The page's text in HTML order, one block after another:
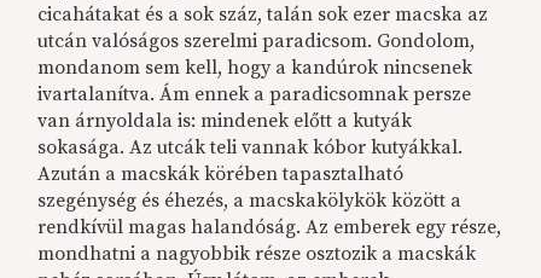
cicahátakat és a sok száz, talán sok ezer macska az
utcán valóságos szerelmi paradicsom. Gondolom,
mondanom sem kell, hogy a kandúrok nincsenek
ivartalanítva. Ám ennek a paradicsomnak persze
van árnyoldala is: mindenek előtt a kutyák
sokasága. Az utcák teli vannak kóbor kutyákkal.
Azután a macskák körében tapasztalható
szegénység és éhezés, a macskakölykök között a
rendkívül magas halandóság. Az emberek egy része,
mondhatni a nagyobbik része osztozik a macskák